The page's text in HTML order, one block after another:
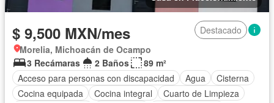
$ 9,500 MXN/mes
Destacado
Morelia, Michoacán de Ocampo
3 Recámaras
2 Baños
89 m²
Acceso para personas con discapacidad
Agua
Cisterna
Cocina equipada
Cocina integral
Cuarto de Limpieza